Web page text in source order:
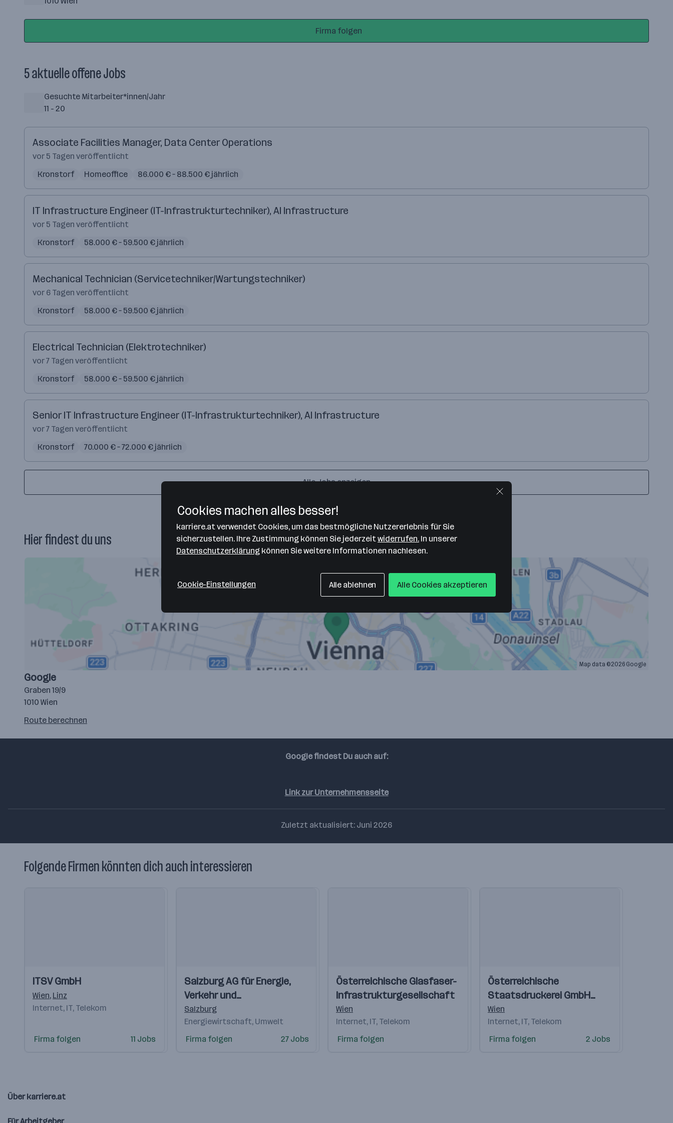
Firma folgen
5 aktuelle offene Jobs
Gesuchte Mitarbeiter*innen/Jahr
11 - 20
Associate Facilities Manager, Data Center Operations
vor 5 Tagen veröffentlicht
Kronstorf
Homeoffice 86.000 € – 88.500 € jährlich
IT Infrastructure Engineer (IT-Infrastrukturtechniker), AI Infrastructure
vor 5 Tagen veröffentlicht
Kronstorf
58.000 € – 59.500 € jährlich
Mechanical Technician (Servicetechniker/Wartungstechniker)
vor 6 Tagen veröffentlicht
Kronstorf
58.000 € – 59.500 € jährlich
Electrical Technician (Elektrotechniker)
vor 7 Tagen veröffentlicht
Kronstorf
58.000 € – 59.500 € jährlich
Senior IT Infrastructure Engineer (IT-Infrastrukturtechniker), AI Infrastructure
vor 7 Tagen veröffentlicht
Kronstorf
70.000 € – 72.000 € jährlich
Alle Jobs anzeigen
Hier findest du uns
Map data ©2026 Google
Google
Graben 19/9
1010 Wien
Route
Route berechnen
Google findest Du auch auf:
Link zur Unternehmensseite
Zuletzt aktualisiert: Juni 2026
Folgende Firmen könnten dich auch interessieren
Videos
Einblicke
Einblicke
ITSV GmbH
Wien, Linz
Internet, IT, Telekom
Firma folgen 11 Jobs
Videos
Einblicke
Einblicke
Salzburg AG für Energie,
Verkehr und
Telekommunikation
Salzburg
Energiewirtschaft, Umwelt
Firma folgen
27 Jobs
Videos
Einblicke
Einblicke
Österreichische Glasfaser-
Infrastrukturgesellschaft
Wien
Internet, IT, Telekom
Firma folgen
Videos
Einblicke
Einblicke
Österreichische
Staatsdruckerei GmbH
(OeSD)
Wien
Internet, IT, Telekom
Firma folgen
2 Jobs
Über karriere.at
Cookies machen alles besser!
karriere.at verwendet Cookies, um das bestmögliche Nutzererlebnis für Sie
sicherzustellen. Ihre Zustimmung können Sie jederzeit widerrufen. In unserer
Datenschutzerklärung können Sie weitere Informationen nachlesen.
Cookie-Einstellungen Alle ablehnen Alle Cookies akzeptieren